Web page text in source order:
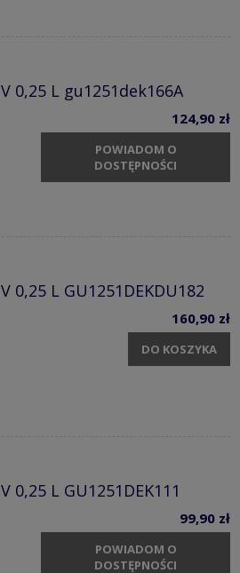
0,25 L gu1251dek166A
124,90 zł
POWIADOM O
DOSTĘPNOŚCI
0,25 L GU1251DEKDU182
160,90 zł
DO KOSZYKA
0,25 L GU1251DEK111
99,90 zł
POWIADOM O
DOSTĘPNOŚCI